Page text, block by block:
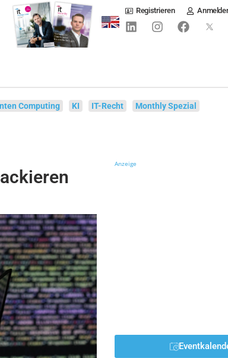
Registrieren
Computing KI IT-Recht Monthly Spezial
Anzeige